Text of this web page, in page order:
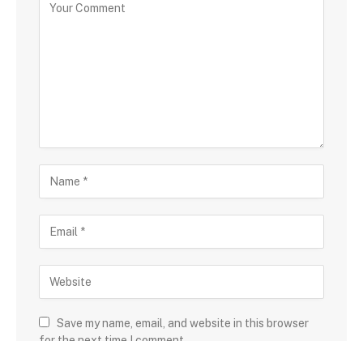
Save my name, email, and website in this browser